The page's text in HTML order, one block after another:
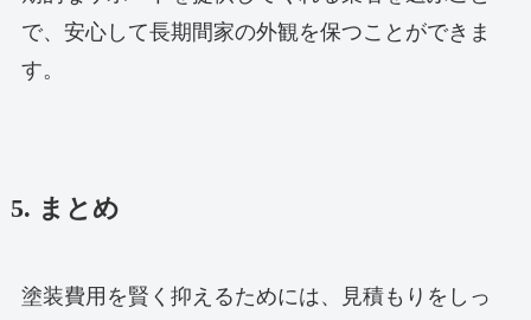
で、安心して長期間家の外観を保つことができま
す。
5. まとめ
塗装費用を賢く抑えるためには、見積もりをしっ